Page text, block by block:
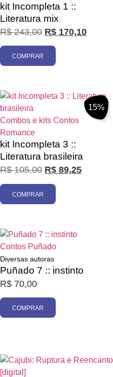
kit Incompleta 1 ::
Literatura mix
R$243,00 R$ 170,10
COMPRAR
15%
Combos e kits Contos
Romance
kit Incompleta 3 ::
Literatura brasileira
R$105,00 R$ 89,25
COMPRAR
Contos Puñado
Diversas autoras
Puñado 7 :: instinto
R$ 70,00
COMPRAR